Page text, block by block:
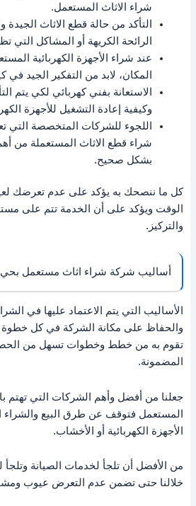
شراء الاثاث المستعمل.
التأكد من حالة قطع الاثاث الجيدة
الرائحة الكريهة أو المشاكل التي
عند شراء الأجهزة الكهربائية
المكان، لابد من التفكير الجيد في
الاستعانة بفني كهربائي لكي يتم
وكيفية إعادة التشغيل للأجهزة
اللجوء للشركات المتخصصة التي
شراء قطع الاثاث المستعملة من
بشكل صحيح.
كل ما ننصحك به يؤكد على عدم تعرضك
الوقت ويؤكد على أن الخدمة تتم على
والتركيز.
أساليب شركة شراء اثاث مستعمل بحي
الأساليب التي يتم الاعتماد عليها في
والحفاظ على مكانة الشركة في كل
تقوم به من خطط وخطوات تسهل من
المضمونة.
جعلنا من أفضل وأهم الشركات التي تهتم
المستعمل فتوقف عن طرق البيع والشراء
الأجهزة الكهربائية أو الأخشاب.
من الأفضل أن تلجأ لخدمات الصيانة وتلجأ
خلالنا حتى تضمن عدم التعرض عيوب